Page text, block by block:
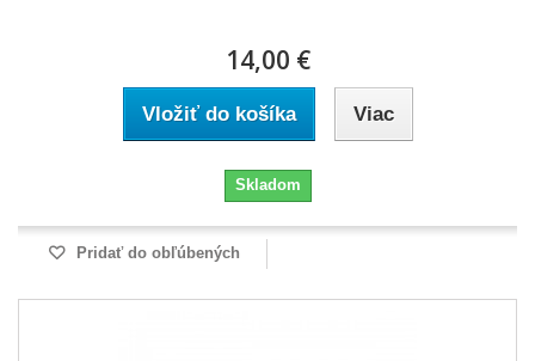
14,00 €
Vložiť do košíka Viac
Skladom
Pridať do obľúbených